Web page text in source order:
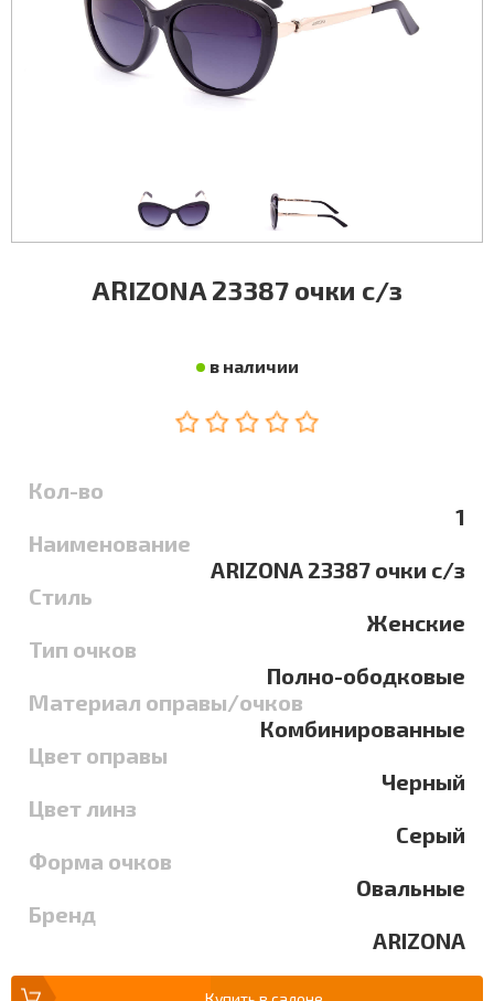
ARIZONA 23387 очки с/з
в наличии
Кол-во
1
Наименование
ARIZONA 23387 очки с/з
Стиль
Женские
Тип очков
Полно-ободковые
Материал оправы/очков
Комбинированные
Цвет оправы
Черный
Цвет линз
Серый
Форма очков
Овальные
Бренд
ARIZONA